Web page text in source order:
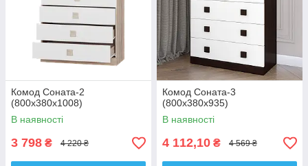
Комод Соната-2
(800х380х1008)
В наявності
3 798 ₴ 4 220 ₴
Комод Соната-3
(800х380х935)
В наявності
4 112,10 ₴ 4 569 ₴